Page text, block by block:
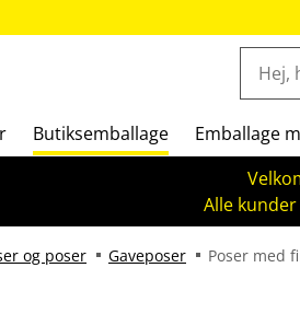
Butiksemballage Emballage
Alle
og poser Gaveposer Poser med